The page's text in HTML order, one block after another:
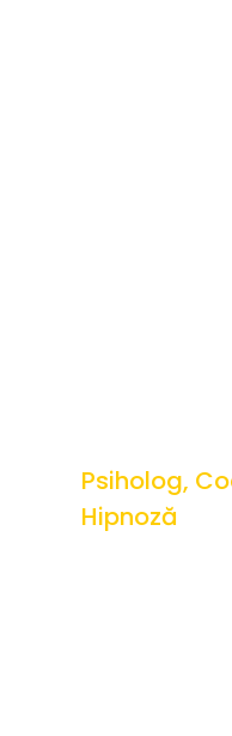
Psiholog,
Hipnoză